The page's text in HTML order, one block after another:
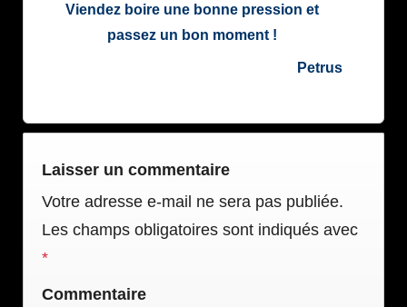
Viendez boire une bonne pression et
passez un bon moment !
Petrus
Laisser un commentaire
Votre adresse e-mail ne sera pas publiée.
Les champs obligatoires sont indiqués avec
*
Commentaire